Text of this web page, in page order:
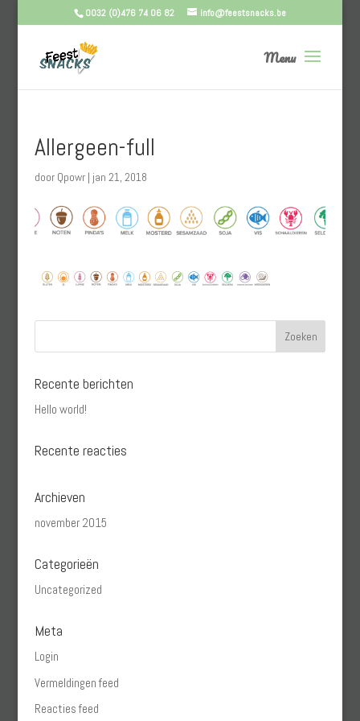
0032 (0)476 74 06 82 info@feestsnacks.be
Allergeen-full
door Qpowr| jan 21, 2018
Recente berichten
Hello world!
Recente reacties
Archieven
november 2015
Categorieën
Uncategorized
Meta
Login
Vermeldingen feed
Reacties feed